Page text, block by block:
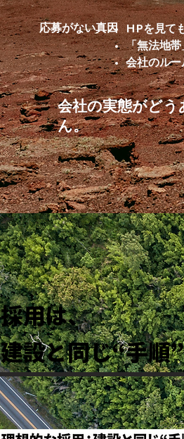
応募がない真因
HPを見て
「無法地
会社のル
会社の実態がど
ん。
採用は、
建設と同じ“手順